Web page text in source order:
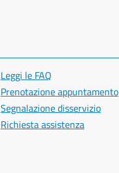
Leggi le FAQ
Prenotazione appuntamento
Segnalazione disservizio
Richiesta assistenza